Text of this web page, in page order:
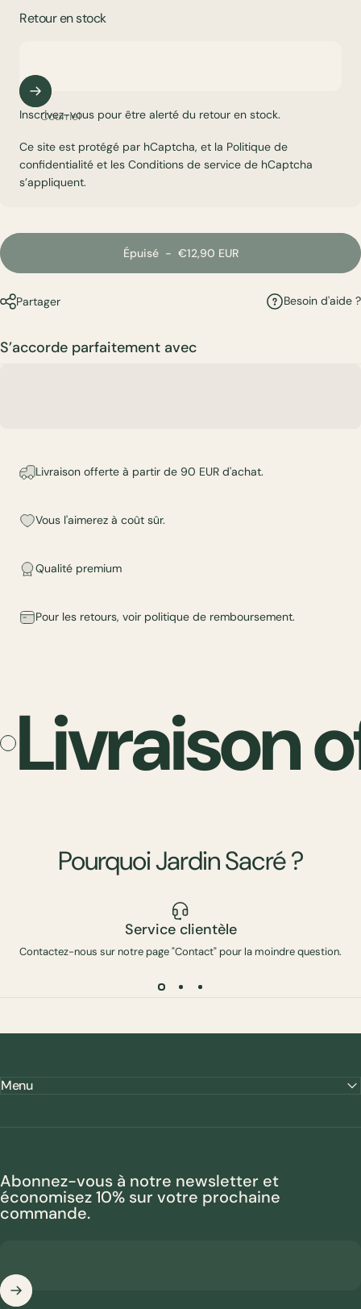
Retour en stock
Courriel
Inscrivez-vous pour être alerté du retour en stock.
Ce site est protégé par hCaptcha, et la Politique de
confidentialité et les Conditions de service de hCaptcha
s’appliquent.
Épuisé- €12,90 EUR
Partager Besoin d'aide ?
S’accorde parfaitement avec
Livraison offerte à partir de 90 EUR d'achat.
Vous l'aimerez à coût sûr.
Qualité premium
Pour les retours, voir politique de remboursement.
Livraison
PourquoiJardinSacré?
Service clientèle
Contactez-nous sur notre page "Contact" pour la moindre question.
Menu
Abonnez-vous à notre newsletter et
économisez 10% sur votre prochaine
commande.